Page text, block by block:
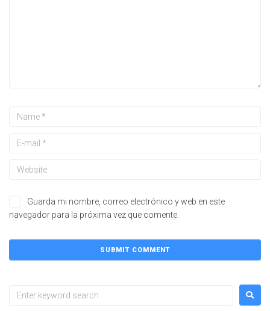
Guarda mi nombre, correo electrónico y web en este
navegador para la próxima vez que comente.